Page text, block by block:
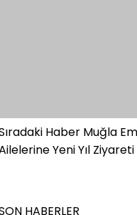
Haber Muğla
Yeni Yıl Ziyareti
HABERLER